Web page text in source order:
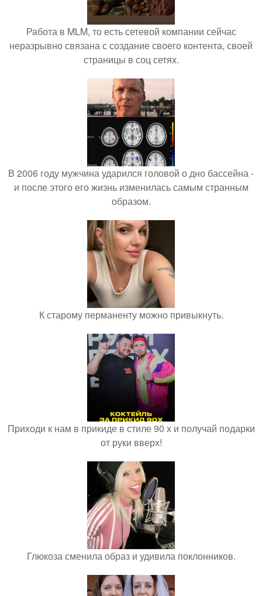
Работа в MLM, то есть сетевой компании сейчас
неразрывно связана с создание своего контента, своей
страницы в соц сетях.
В 2006 году мужчина ударился головой о дно бассейна -
и после этого его жизнь изменилась самым странным
образом.
К старому перманенту можно привыкнуть.
Приходи к нам в прикиде в стиле 90 х и получай подарки
от руки вверх!
Глюкоза сменила образ и удивила поклонников.